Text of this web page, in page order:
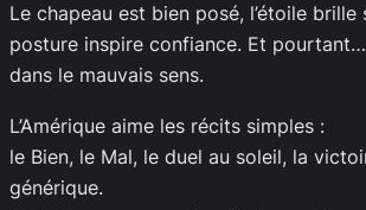
Le chapeau est bien posé, l’étoile
posture inspire confiance. Et
dans le mauvais sens.
L’Amérique aime les récits simples :
le Bien, le Mal, le duel au soleil, la
générique.